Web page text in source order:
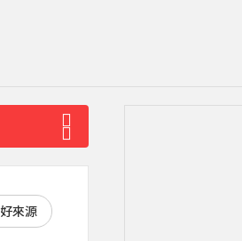
來源